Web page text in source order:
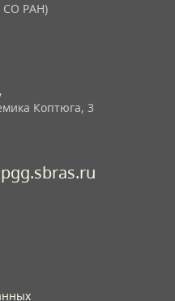
СО РАН)
Коптюга, 3